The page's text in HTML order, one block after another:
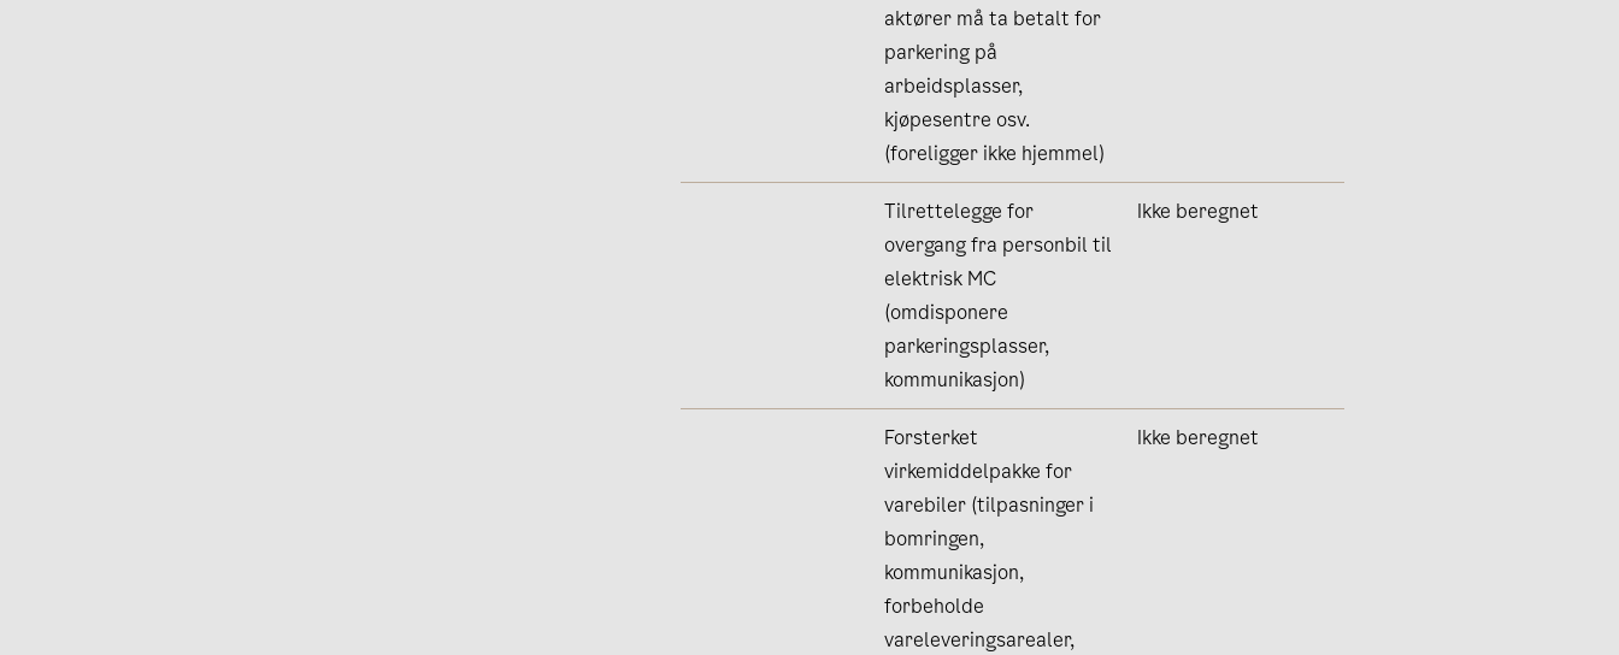
aktører må ta betalt for
parkering på
arbeidsplasser,
kjøpesentre osv.
(foreligger ikke hjemmel)
Tilrettelegge for
overgang fra personbil til
elektrisk MC
(omdisponere
parkeringsplasser,
kommunikasjon)
Ikke beregnet
Forsterket
virkemiddelpakke for
varebiler (tilpasninger i
bomringen,
kommunikasjon,
forbeholde
vareleveringsarealer,
Ikke beregnet